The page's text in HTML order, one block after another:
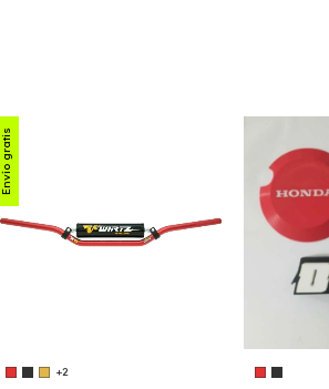
Envío gratis
+2